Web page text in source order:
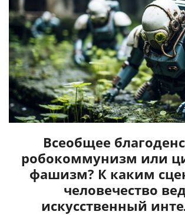
Всеобщее
робокоммунизм или
фашизм? К каким
человечество
искусственный